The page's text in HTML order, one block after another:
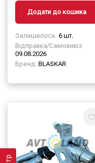
Додати до кошика
Залишилось: 6 шт.
Відправка/Самовивіз:
09.08.2026
Бренд: BLASKAR